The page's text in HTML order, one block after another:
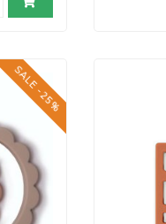
SALE -25%